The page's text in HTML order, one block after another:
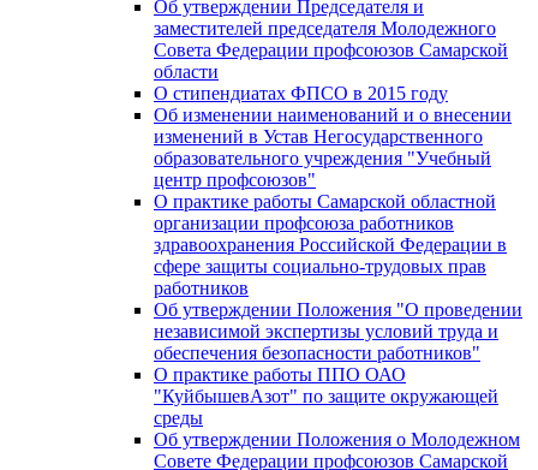
Об утверждении Председателя и
заместителей председателя Молодежного
Совета Федерации профсоюзов Самарской
области
О стипендиатах ФПСО в 2015 году
Об изменении наименований и о внесении
изменений в Устав Негосударственного
образовательного учреждения "Учебный
центр профсоюзов"
О практике работы Самарской областной
организации профсоюза работников
здравоохранения Российской Федерации в
сфере защиты социально-трудовых прав
работников
Об утверждении Положения "О проведении
независимой экспертизы условий труда и
обеспечения безопасности работников"
О практике работы ППО ОАО
"КуйбышевАзот" по защите окружающей
среды
Об утверждении Положения о Молодежном
Совете Федерации профсоюзов Самарской